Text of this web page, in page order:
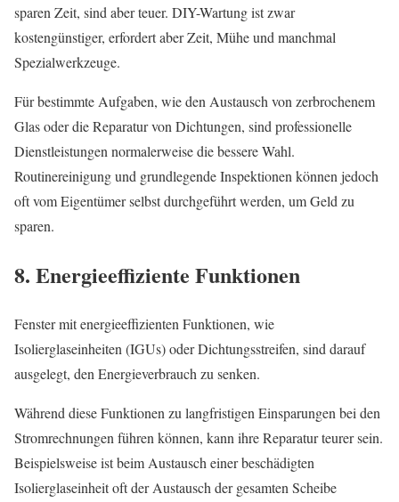
sparen Zeit, sind aber teuer. DIY-Wartung ist zwar
kostengünstiger, erfordert aber Zeit, Mühe und manchmal
Spezialwerkzeuge.
Für bestimmte Aufgaben, wie den Austausch von zerbrochenem
Glas oder die Reparatur von Dichtungen, sind professionelle
Dienstleistungen normalerweise die bessere Wahl.
Routinereinigung und grundlegende Inspektionen können jedoch
oft vom Eigentümer selbst durchgeführt werden, um Geld zu
sparen.
8. Energieeffiziente Funktionen
Fenster mit energieeffizienten Funktionen, wie
Isolierglaseinheiten (IGUs) oder Dichtungsstreifen, sind darauf
ausgelegt, den Energieverbrauch zu senken.
Während diese Funktionen zu langfristigen Einsparungen bei den
Stromrechnungen führen können, kann ihre Reparatur teurer sein.
Beispielsweise ist beim Austausch einer beschädigten
Isolierglaseinheit oft der Austausch der gesamten Scheibe